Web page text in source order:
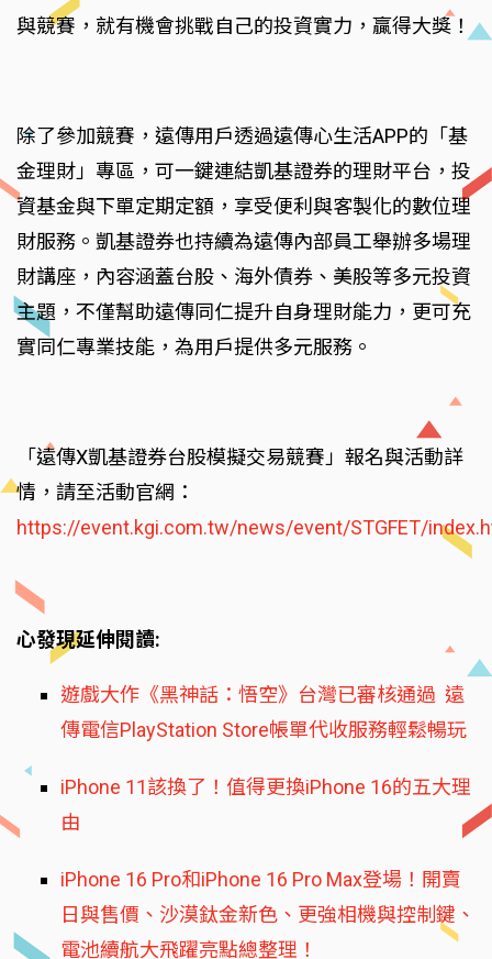
與競賽，就有機會挑戰自己的投資實力，贏得大獎！
除了參加競賽，遠傳用戶透過遠傳心生活APP的「基
金理財」專區，可一鍵連結凱基證券的理財平台，投
資基金與下單定期定額，享受便利與客製化的數位理
財服務。凱基證券也持續為遠傳內部員工舉辦多場理
財講座，內容涵蓋台股、海外債券、美股等多元投資
主題，不僅幫助遠傳同仁提升自身理財能力，更可充
實同仁專業技能，為用戶提供多元服務。
「遠傳X凱基證券台股模擬交易競賽」報名與活動詳
情，請至活動官網：
https://event.kgi.com.tw/news/event/STGFET/
心發現延伸閱讀:
遊戲大作《黑神話：悟空》台灣已審核通過 遠
傳電信PlayStation Store帳單代收服務輕鬆暢玩
iPhone 11該換了！值得更換iPhone 16的五大理
由
iPhone 16 Pro和iPhone 16 Pro Max登場！開賣
日與售價、沙漠鈦金新色、更強相機與控制鍵、
電池續航大飛躍亮點總整理！